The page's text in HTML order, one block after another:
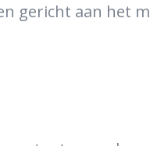
gericht aan het